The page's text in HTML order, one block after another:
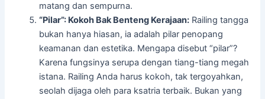
matang dan sempurna.
“Pilar”: Kokoh Bak Benteng Kerajaan: Railing tangga
bukan hanya hiasan, ia adalah pilar penopang
keamanan dan estetika. Mengapa disebut “pilar”?
Karena fungsinya serupa dengan tiang-tiang megah
istana. Railing Anda harus kokoh, tak tergoyahkan,
seolah dijaga oleh para ksatria terbaik. Bukan yang